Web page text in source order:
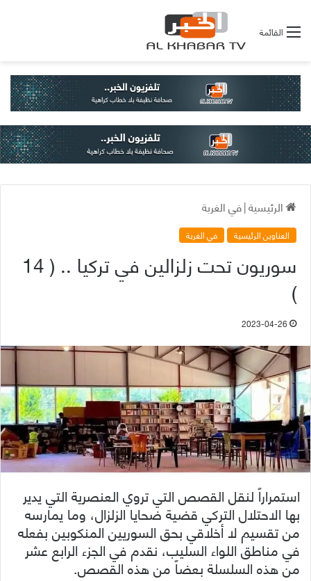
القائمة
الرئيسية|في الغربة
العناوين الرئيسية في الغربة
سوريون تحت زلزالين في تركيا .. ( 14
)
2023-04-26
استمراراً لنقل القصص التي تروي العنصرية التي يدير
بها الاحتلال التركي قضية ضحايا الزلزال، وما يمارسه
من تقسيم لا أخلاقي بحق السوريين المنكوبين بفعله
في مناطق اللواء السليب، نقدم في الجزء الرابع عشر
من هذه السلسلة بعضاً من هذه القصص.